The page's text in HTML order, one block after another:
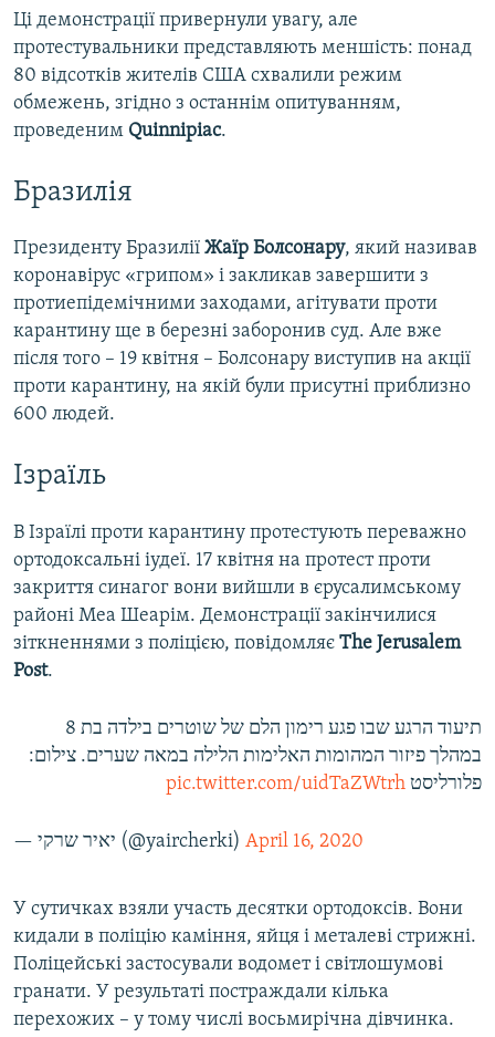
Ці демонстрації привернули увагу, але
протестувальники представляють меншість: понад
80 відсотків жителів США схвалили режим
обмежень, згідно з останнім опитуванням,
проведеним Quinnipiac.
Бразилія
Президенту Бразилії Жаїр Болсонару, який називав
коронавірус «грипом» і закликав завершити з
протиепідемічними заходами, агітувати проти
карантину ще в березні заборонив суд. Але вже
після того – 19 квітня – Болсонару виступив на акції
проти карантину, на якій були присутні приблизно
600 людей.
Ізраїль
В Ізраїлі проти карантину протестують переважно
ортодоксальні іудеї. 17 квітня на протест проти
закриття синагог вони вийшли в єрусалимському
районі Меа Шеарім. Демонстрації закінчилися
зіткненнями з поліцією, повідомляє The Jerusalem
Post.
תיעוד הרגע שבו פגע רימון הלם של שוטרים בילדה בת 8
במהלך פיזור המהומות האלימות הלילה במאה שערים. צילום:
פלורליסט pic.twitter.com/uidTaZWtrh
— יאיר שרקי (@yaircherki) April 16, 2020
У сутичках взяли участь десятки ортодоксів. Вони
кидали в поліцію каміння, яйця і металеві стрижні.
Поліцейські застосували водомет і світлошумові
гранати. У результаті постраждали кілька
перехожих – у тому числі восьмирічна дівчинка.